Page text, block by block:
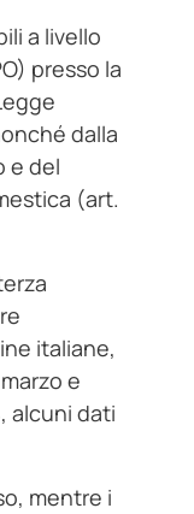
a livello
presso la
dalla
e del
(art.
italiane,
e
alcuni dati
mentre i